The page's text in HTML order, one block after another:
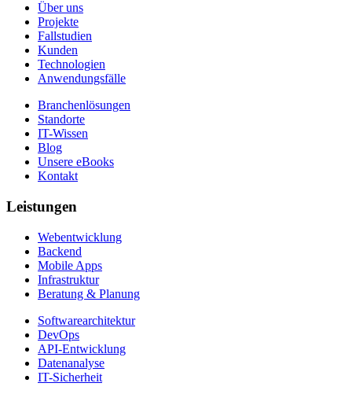
Über uns
Projekte
Fallstudien
Kunden
Technologien
Anwendungsfälle
Branchenlösungen
Standorte
IT-Wissen
Blog
Unsere eBooks
Kontakt
Leistungen
Webentwicklung
Backend
Mobile Apps
Infrastruktur
Beratung & Planung
Softwarearchitektur
DevOps
API-Entwicklung
Datenanalyse
IT-Sicherheit